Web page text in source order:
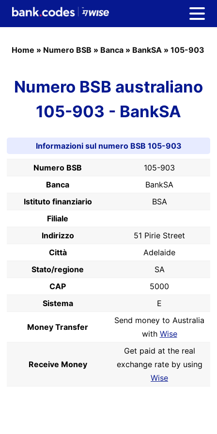
Home » Numero BSB » Banca » BankSA » 105-903
Numero BSB australiano
105-903 - BankSA
Informazioni sul numero BSB 105-903
Numero BSB
105-903
Banca
BankSA
Istituto finanziario
BSA
Filiale
Indirizzo
51 Pirie Street
Città
Adelaide
Stato/regione
SA
CAP
5000
Sistema
E
Money Transfer
Send money to Australia
with Wise
Receive Money
Get paid at the real
exchange rate by using
Wise